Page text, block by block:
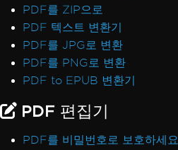
PDF를 ZIP으로
PDF 텍스트 변환기
PDF를 JPG로 변환
PDF를 PNG로 변환
PDF to EPUB 변환기
PDF 편집기
PDF를 비밀번호로 보호하세요